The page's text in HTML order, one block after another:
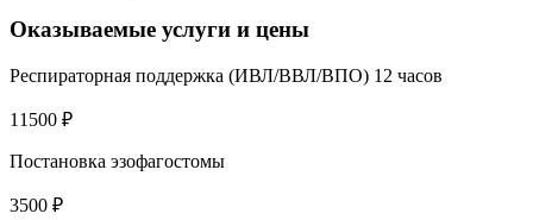
Оказываемые услуги и цены
Респираторная поддержка (ИВЛ/ВВЛ/ВПО) 12 часов
11500 ₽
Постановка эзофагостомы
3500 ₽